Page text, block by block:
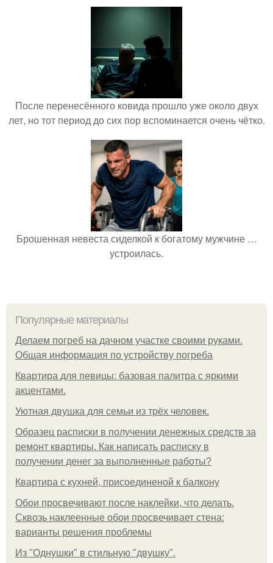
После перенесённого ковида прошло уже около двух
лет, но тот период до сих пор вспоминается очень чётко.
Брошенная невеста сиделкой к богатому мужчине …
устроилась.
Популярные материалы
Делаем погреб на дачном участке своими руками.
Общая информация по устройству погреба
Квартира для певицы: базовая палитра с яркими
акцентами.
Уютная двушка для семьи из трёх человек.
Образец расписки в получении денежных средств за
ремонт квартиры. Как написать расписку в
получении денег за выполненные работы?
Квартира с кухней, присоединеной к балкону
Обои просвечивают после наклейки, что делать.
Сквозь наклеенные обои просвечивает стена:
варианты решения проблемы
Из "Однушки" в стильную "двушку".